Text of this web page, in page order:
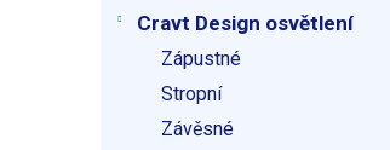
Cravt Design osvětlení
Zápustné
Stropní
Závěsné